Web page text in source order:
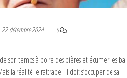
22 décembre 2024 0
son temps à boire des bières et écumer les
la réalité le rattrape : il doit s’occuper de sa